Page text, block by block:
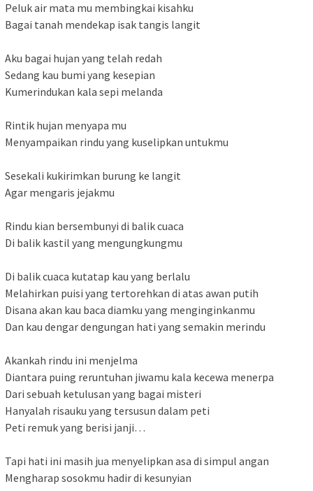
Peluk air mata mu membingkai kisahku
Bagai tanah mendekap isak tangis langit
Aku bagai hujan yang telah redah
Sedang kau bumi yang kesepian
Kumerindukan kala sepi melanda
Rintik hujan menyapa mu
Menyampaikan rindu yang kuselipkan untukmu
Sesekali kukirimkan burung ke langit
Agar mengaris jejakmu
Rindu kian bersembunyi di balik cuaca
Di balik kastil yang mengungkungmu
Di balik cuaca kutatap kau yang berlalu
Melahirkan puisi yang tertorehkan di atas awan putih
Disana akan kau baca diamku yang menginginkanmu
Dan kau dengar dengungan hati yang semakin merindu
Akankah rindu ini menjelma
Diantara puing reruntuhan jiwamu kala kecewa menerpa
Dari sebuah ketulusan yang bagai misteri
Hanyalah risauku yang tersusun dalam peti
Peti remuk yang berisi janji…
Tapi hati ini masih jua menyelipkan asa di simpul angan
Mengharap sosokmu hadir di kesunyian